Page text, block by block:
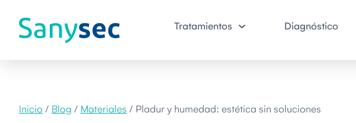
Tratamientos Diagnóstico
Inicio / Blog / Materiales / Pladur y humedad: estética sin soluciones